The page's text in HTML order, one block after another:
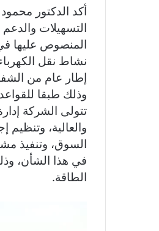
أكد الدكتور
التسهيلات
المنصوص عليها
نشاط نقل
إطار عام من
وذلك طبقا
تتولى الشركة
والعالية،
السوق، وتنفيذ
في هذا الشأن،
الطاقة.